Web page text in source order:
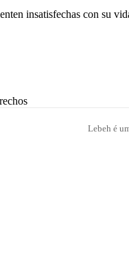
insatisfechas con su
Lebeh é